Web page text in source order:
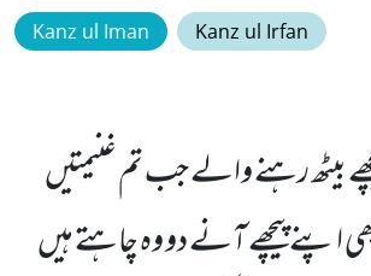
Kanz ul Iman Kanz ul Irfan
بیٹھ رہنے والے جب تم غنیمتیں
اپنے پیچھے آنے دو وہ چاہتے ہیں